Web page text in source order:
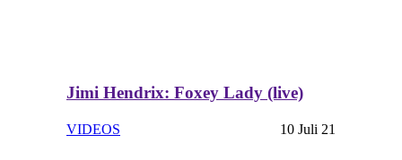
Jimi Hendrix: Foxey Lady (live)
VIDEOS 10 Juli 21